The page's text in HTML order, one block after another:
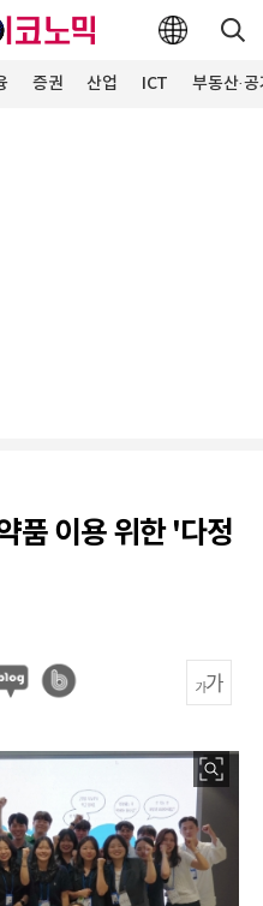
증권 산업 ICT 부동산·
품 이용 위한 '다정